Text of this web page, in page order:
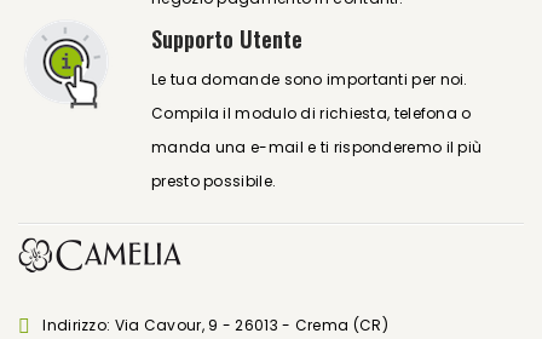
Supporto Utente
Le tua domande sono importanti per noi.
Compila il modulo di richiesta, telefona o
manda una e-mail e ti risponderemo il più
presto possibile.
Indirizzo: Via Cavour, 9 - 26013 - Crema (CR)